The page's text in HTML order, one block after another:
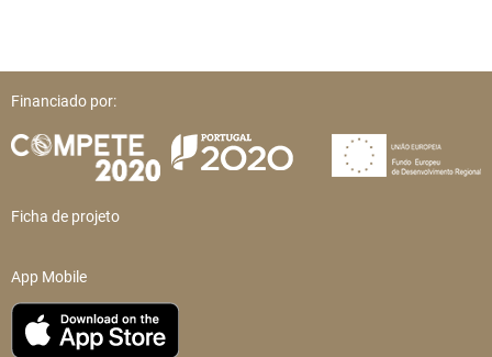
Financiado por:
Ficha de projeto
App Mobile